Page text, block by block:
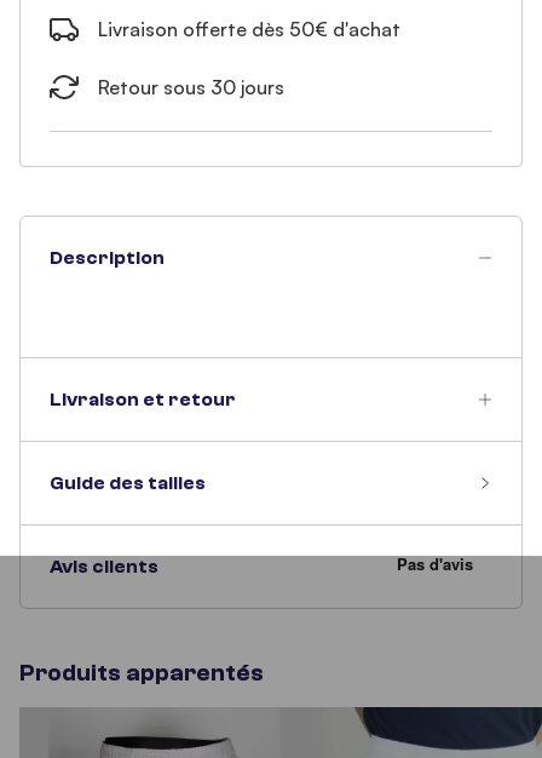
Livraison offerte dès 50€ d'achat
Retour sous 30 jours
Description
Livraison et retour
Guide des tailles
Avis clients
Produits apparentés